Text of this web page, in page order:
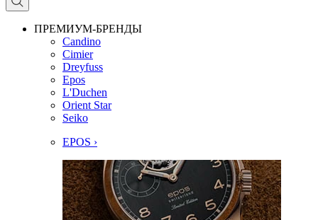
ПРЕМИУМ-БРЕНДЫ
Candino
Cimier
Dreyfuss
Epos
L'Duchen
Orient Star
Seiko
EPOS ›